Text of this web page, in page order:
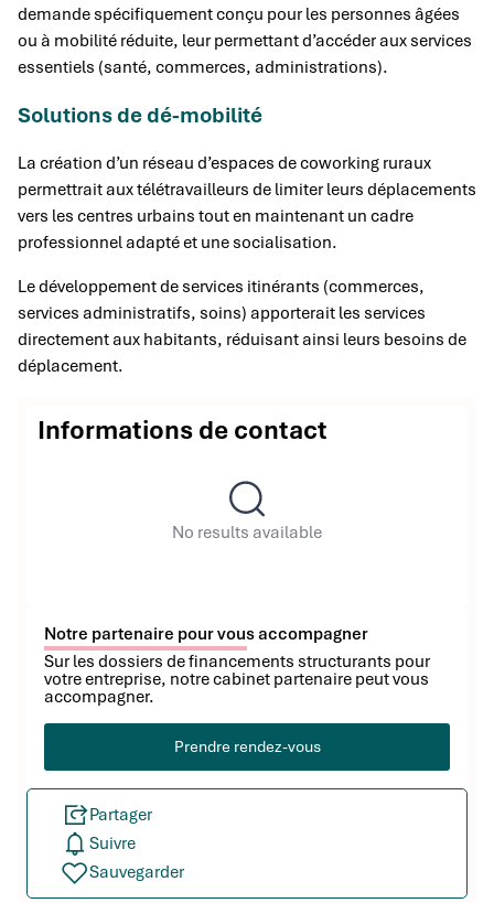
demande spécifiquement conçu pour les personnes âgées
ou à mobilité réduite, leur permettant d’accéder aux services
essentiels (santé, commerces, administrations).
Solutions de dé-mobilité
La création d’un réseau d’espaces de coworking ruraux
permettrait aux télétravailleurs de limiter leurs déplacements
vers les centres urbains tout en maintenant un cadre
professionnel adapté et une socialisation.
Le développement de services itinérants (commerces,
services administratifs, soins) apporterait les services
directement aux habitants, réduisant ainsi leurs besoins de
déplacement.
Informations de contact
No results available
Notre partenaire pour vous accompagner
Sur les dossiers de financements structurants pour
votre entreprise, notre cabinet partenaire peut vous
accompagner.
Prendre rendez-vous
Partager
Suivre
Sauvegarder